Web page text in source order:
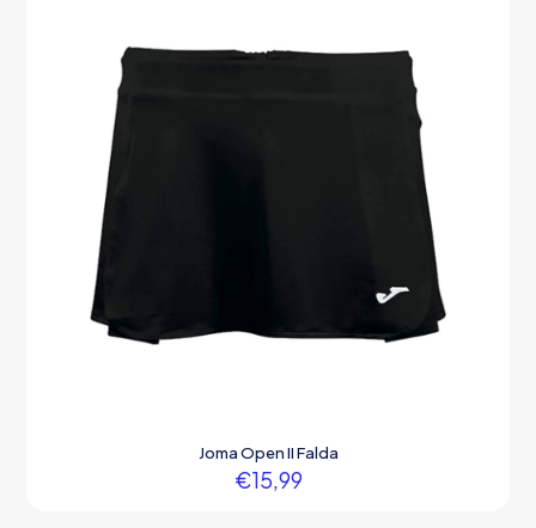
Joma Open II Falda
€15,99